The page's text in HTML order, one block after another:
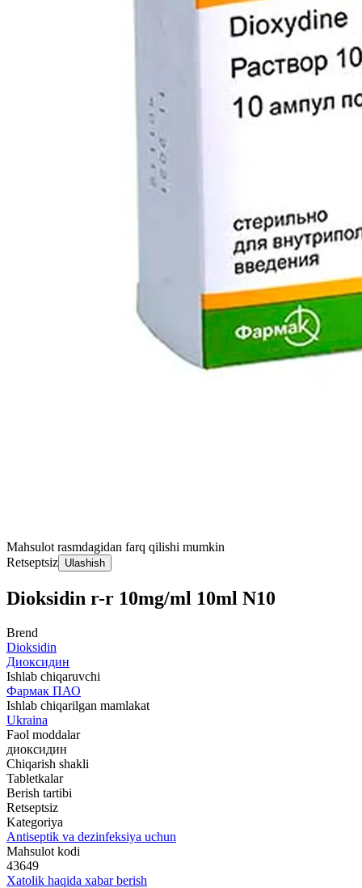
Mahsulot rasmdagidan farq qilishi mumkin
Retseptsiz Ulashish
Dioksidin r-r 10mg/ml 10ml N10
Brend
Dioksidin
Диоксидин
Ishlab chiqaruvchi
Фармак ПАО
Ishlab chiqarilgan mamlakat
Ukraina
Faol moddalar
диоксидин
Chiqarish shakli
Tabletkalar
Berish tartibi
Retseptsiz
Kategoriya
Antiseptik va dezinfeksiya uchun
Mahsulot kodi
43649
Xatolik haqida xabar berish